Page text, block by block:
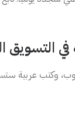
التسويق
وكتب عربية